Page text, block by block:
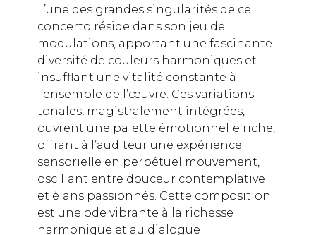
L’une des grandes singularités de ce
concerto réside dans son jeu de
modulations, apportant une fascinante
diversité de couleurs harmoniques et
insufflant une vitalité constante à
l’ensemble de l’œuvre. Ces variations
tonales, magistralement intégrées,
ouvrent une palette émotionnelle riche,
offrant à l’auditeur une expérience
sensorielle en perpétuel mouvement,
oscillant entre douceur contemplative
et élans passionnés. Cette composition
est une ode vibrante à la richesse
harmonique et au dialogue